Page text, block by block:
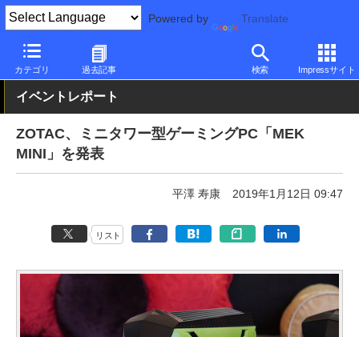
Powered by Translate
カテゴリ 過去記事 検索 Impressサイト
PC Watch イベント
イベントレポート
ZOTAC、ミニタワー型ゲーミングPC「MEK
MINI」を発表
平澤 寿康 2019年1月12日 09:47
リスト